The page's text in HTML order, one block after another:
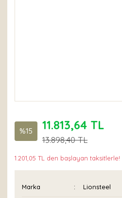
%15 11.813,64 TL
13.898,40 TL
1.201,05 TL den başlayan taksitlerle!
Marka Lionsteel